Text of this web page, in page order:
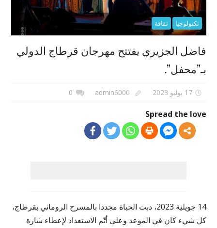
تكنولوجيا ثقافة
فاضل الجزيري يفتتح مهرجان قرطاج الدولي
بـ”محفل”.
17 يوليو 2023 admin6000
0
Spread the love
14 جويلية 2023، دبت الحياة مجددا بالمسرح الروماني بقرطاج،
كل شيء كان في الموعد وعلى أتّم الاستعداد لإعطاء شارة